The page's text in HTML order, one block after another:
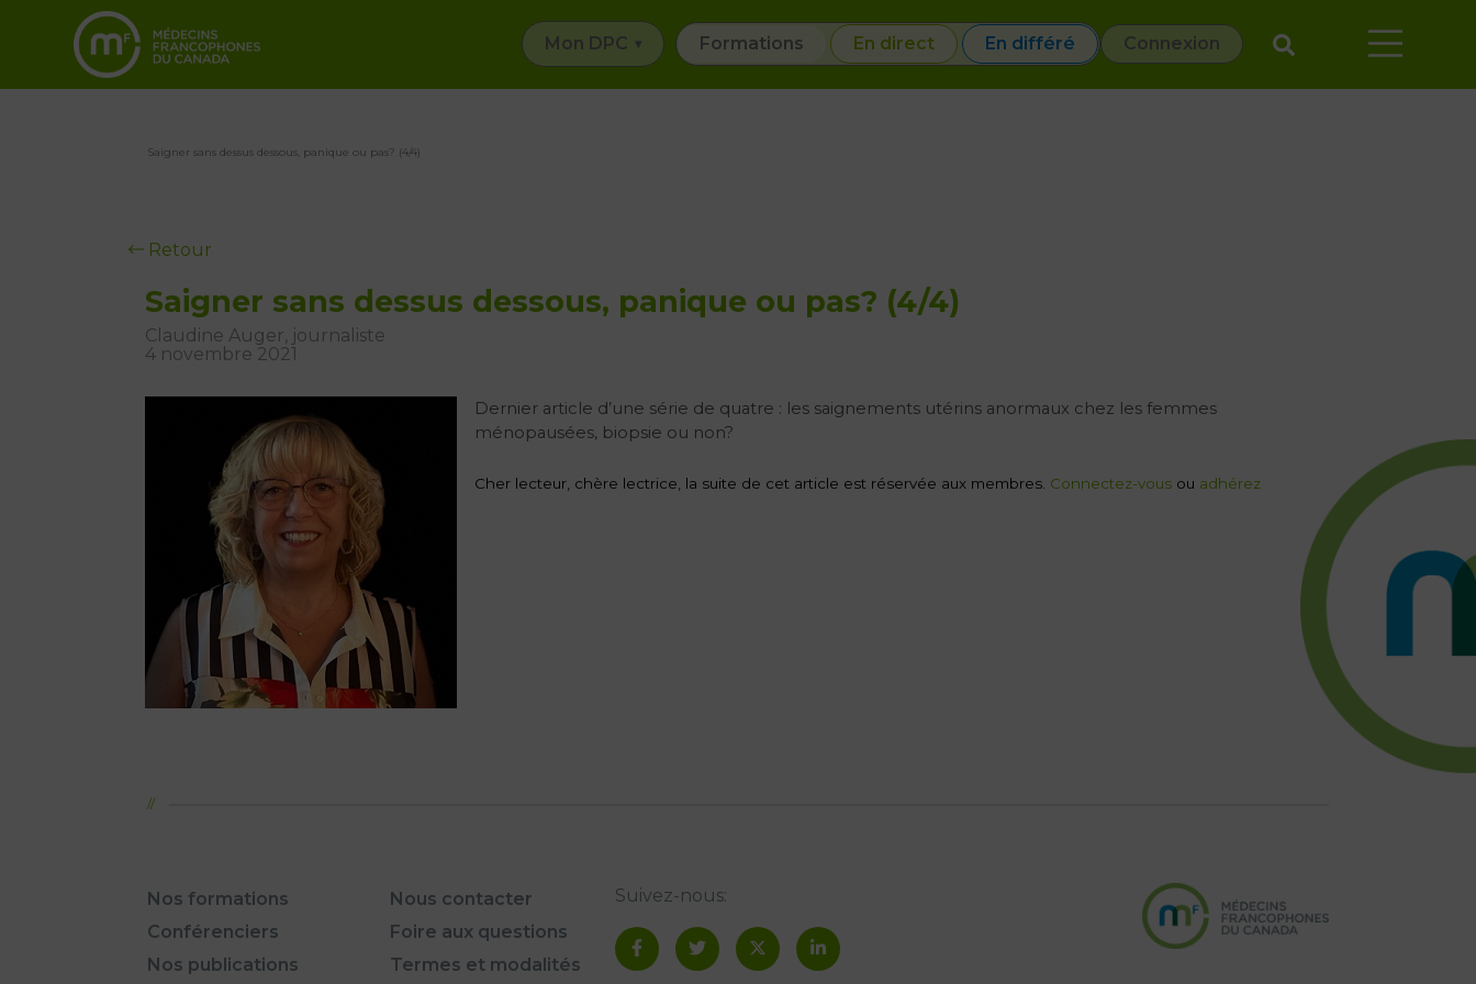
Mon DPC Formations En direct En différé Connexion
Saigner sans dessus dessous, panique ou pas? (4/4)
Retour
Saigner sans dessus dessous, panique ou pas? (4/4)
Claudine Auger, journaliste
4 novembre 2021
Dernier article d’une série de quatre : les saignements utérins anormaux chez les femmes
ménopausées, biopsie ou non?
Cher lecteur, chère lectrice, la suite de cet article est réservée aux membres. Connectez-vous ou adhérez
Nos formations
Conférenciers
Nos publications
Nous contacter
Foire aux questions
Termes et modalités
Suivez-nous: